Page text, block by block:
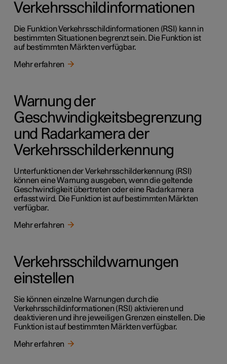
Verkehrsschildinformationen
Die Funktion Verkehrsschildinformationen (RSI) kann in
bestimmten Situationen begrenzt sein. Die Funktion ist
auf bestimmten Märkten verfügbar.
Mehr erfahren
Warnung der
Geschwindigkeitsbegrenzung
und Radarkamera der
Verkehrsschilderkennung
Unterfunktionen der Verkehrsschilderkennung (RSI)
können eine Warnung ausgeben, wenn die geltende
Geschwindigkeit übertreten oder eine Radarkamera
erfasst wird. Die Funktion ist auf bestimmten Märkten
verfügbar.
Mehr erfahren
Verkehrsschildwarnungen
einstellen
Sie können einzelne Warnungen durch die
Verkehrsschildinformationen (RSI) aktivieren und
deaktivieren und ihre jeweiligen Grenzen einstellen. Die
Funktion ist auf bestimmten Märkten verfügbar.
Mehr erfahren